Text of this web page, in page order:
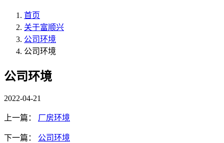
首页
关于富顺兴
公司环境
公司环境
公司环境
2022-04-21
上一篇： 厂房环境
下一篇： 公司环境